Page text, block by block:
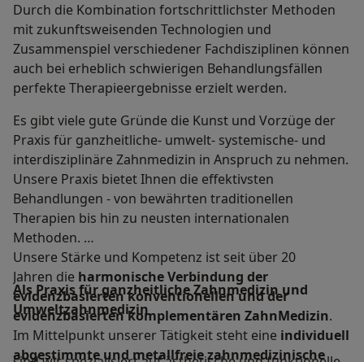
Durch die Kombination fortschrittlichster Methoden
mit zukunftsweisenden Technologien und
Zusammenspiel verschiedener Fachdisziplinen können
auch bei erheblich schwierigen Behandlungsfällen
perfekte Therapieergebnisse erzielt werden.
Es gibt viele gute Gründe die Kunst und Vorzüge der
Praxis für ganzheitliche- umwelt- systemische- und
interdisziplinäre Zahnmedizin in Anspruch zu nehmen.
Unsere Praxis bietet Ihnen die effektivsten
Behandlungen - von bewährten traditionellen
Therapien bis hin zu neusten internationalen
Methoden.
Unsere Stärke und Kompetenz ist seit über 20
Jahren die harmonische Verbindung der
evidenzbasierten konventionellen und der
evidenzbasierten komplementären ZahnMedizin.
Im Mittelpunkt unserer Tätigkeit steht eine individuell
abgestimmte und metallfreie zahnmedizinische
Als Praxis für ganzheitliche Zahnmedizin und
Umweltzahnmedizin